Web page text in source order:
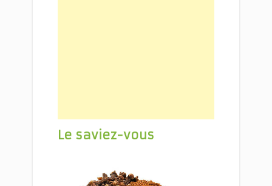
Le saviez-vous